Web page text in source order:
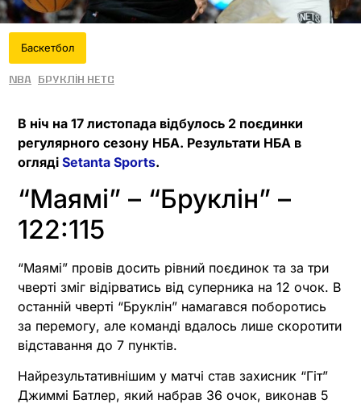
Баскетбол
NBA Бруклін Нетс
В ніч на 17 листопада відбулось 2 поєдинки
регулярного сезону НБА. Результати НБА в
огляді Setanta Sports.
“Маямі” – “Бруклін” –
122:115
“Маямі” провів досить рівний поєдинок та за три
чверті зміг відірватись від суперника на 12 очок. В
останній чверті “Бруклін” намагався поборотись
за перемогу, але команді вдалось лише скоротити
відставання до 7 пунктів.
Найрезультативнішим у матчі став захисник “Гіт”
Джиммі Батлер, який набрав 36 очок, виконав 5